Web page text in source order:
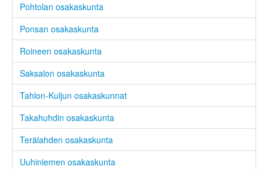
Pohtolan osakaskunta
Ponsan osakaskunta
Roineen osakaskunta
Saksalon osakaskunta
Tahlon-Kuljun osakaskunnat
Takahuhdin osakaskunta
Terälahden osakaskunta
Uuhiniemen osakaskunta